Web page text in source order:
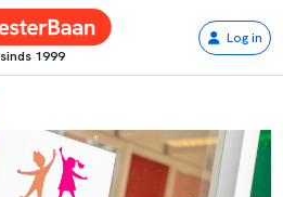
sinds 1999
Log in